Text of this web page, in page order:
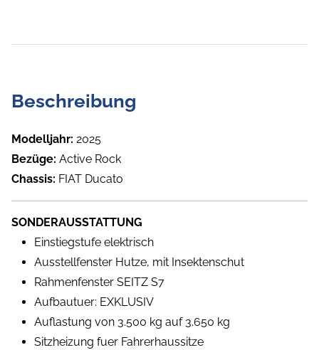
Beschreibung
Modelljahr: 2025
Bezüge: Active Rock
Chassis: FIAT Ducato
SONDERAUSSTATTUNG
Einstiegstufe elektrisch
Ausstellfenster Hutze, mit Insektenschut
Rahmenfenster SEITZ S7
Aufbautuer: EXKLUSIV
Auflastung von 3.500 kg auf 3.650 kg
Sitzheizung fuer Fahrerhaussitze